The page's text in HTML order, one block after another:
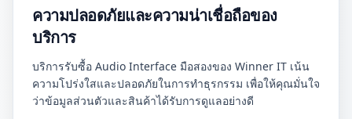
ความปลอดภัยและความน่าเชื่อถือของ
บริการ
บริการรับซื้อ Audio Interface มือสองของ Winner IT เน้น
ความโปร่งใสและปลอดภัยในการทำธุรกรรม เพื่อให้คุณมั่นใจ
ว่าข้อมูลส่วนตัวและสินค้าได้รับการดูแลอย่างดี